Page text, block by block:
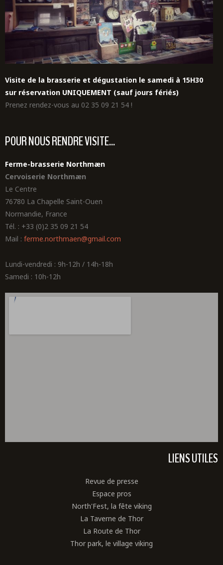
Visite de la brasserie et dégustation le samedi à 15H30
sur réservation UNIQUEMENT (sauf jours fériés)
Prenez rendez-vous au 02 35 09 21 54 !
POUR NOUS RENDRE VISITE...
Ferme-brasserie Northmæn
Cervoiserie Northmæn
Le Centre
76780 La Chapelle Saint-Ouen
Normandie, France
Tél. : +33 (0)2 35 09 21 54
Mail : ferme.northmaen@gmail.com
Lundi-vendredi : 9h-12h / 14h-18h
Samedi : 10h-12h
LIENS UTILES
Revue de presse
Espace pros
North'Fest, la fête viking
La Taverne de Thor
La Route de Thor
Thor park, le village viking